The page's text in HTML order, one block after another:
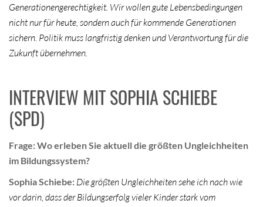
Generationengerechtigkeit. Wir wollen gute Lebensbedingungen
nicht nur für heute, sondern auch für kommende Generationen
sichern. Politik muss langfristig denken und Verantwortung für die
Zukunft übernehmen.
INTERVIEW MIT SOPHIA SCHIEBE
(SPD)
Frage: Wo erleben Sie aktuell die größten Ungleichheiten
im Bildungssystem?
Sophia Schiebe: Die größten Ungleichheiten sehe ich nach wie
vor darin, dass der Bildungserfolg vieler Kinder stark vom